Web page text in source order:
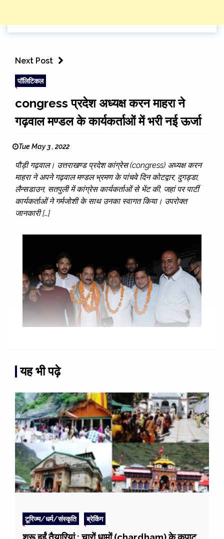
Next Post
पॉलिटिकल
congress प्रदेश अध्यक्ष करन माहरा ने
गढ़वाल मण्डल के कार्यकर्ताओं में भरी नई ऊर्जा
Tue May 3 , 2022
पौड़ी गढ़वाल। उत्तराखण्ड प्रदेश कांग्रेस (congress) अध्यक्ष करन
माहरा ने अपने गढ़वाल मण्डल भ्रमण के पांचवे दिन कोटद्वार, दुगड्डा,
लैन्सडाउन, सतपुली में कांग्रेस कार्यकर्ताओं से भेंट की, जहां पर पार्टी
कार्यकर्ताओं ने गर्मजोशी के साथ उनका स्वागत किया। उपरोक्त
जानकारी […]
यह भी पढ़े
टूरिज्म/धर्म/संस्कृति ब्रेकिंग